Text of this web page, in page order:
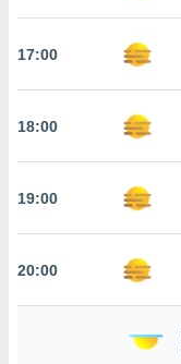
únicos
este sitio
17:00
18:00
19:00
20:00